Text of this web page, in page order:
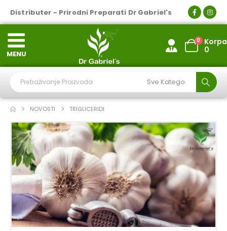
Distributer - Prirodni Preparati Dr Gabriel's
MENU
0
Korpa
0
NOVOSTI TRIGLICERIDI